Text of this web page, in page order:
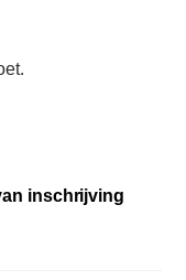
inschrijving